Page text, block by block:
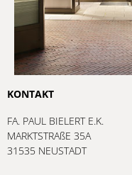
KONTAKT
FA. PAUL BIELERT E.K.
MARKTSTRAßE 35A
31535 NEUSTADT